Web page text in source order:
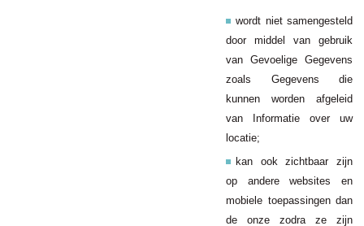
wordt niet samengesteld
door middel van gebruik
van Gevoelige Gegevens
zoals Gegevens
die
kunnen worden afgeleid
van Informatie over uw
locatie;
kan ook zichtbaar zijn
op andere websites en
mobiele toepassingen dan
de onze zodra ze zijn